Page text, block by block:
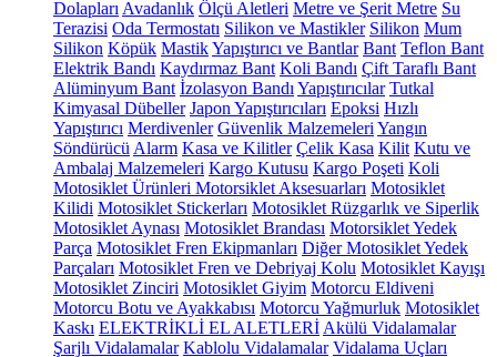
Dolapları Avadanlık Ölçü Aletleri Metre ve Şerit Metre Su
Terazisi Oda Termostatı Silikon ve Mastikler Silikon Mum
Silikon Köpük MastikYapıştırıcı ve Bantlar Bant Teflon Bant
Elektrik Bandı Kaydırmaz Bant Koli Bandı Çift Taraflı Bant
Alüminyum Bant İzolasyon Bandı Yapıştırıcılar Tutkal
Kimyasal Dübeller Japon Yapıştırıcıları Epoksi Hızlı
Yapıştırıcı Merdivenler Güvenlik Malzemeleri Yangın
Söndürücü Alarm Kasa ve Kilitler Çelik Kasa Kilit Kutu ve
Ambalaj Malzemeleri Kargo Kutusu Kargo Poşeti Koli
Motosiklet Ürünleri Motorsiklet Aksesuarları Motosiklet
Kilidi Motosiklet Stickerları Motosiklet Rüzgarlık ve Siperlik
Motosiklet Aynası Motosiklet Brandası Motorsiklet Yedek
Parça Motosiklet Fren Ekipmanları Diğer Motosiklet Yedek
Parçaları Motosiklet Fren ve Debriyaj Kolu Motosiklet Kayışı
Motosiklet Zinciri Motosiklet Giyim Motorcu Eldiveni
Motorcu Botu ve Ayakkabısı Motorcu Yağmurluk Motosiklet
Kaskı ELEKTRİKLİ EL ALETLERİ Akülü Vidalamalar
Şarjlı Vidalamalar Kablolu Vidalamalar Vidalama Uçları